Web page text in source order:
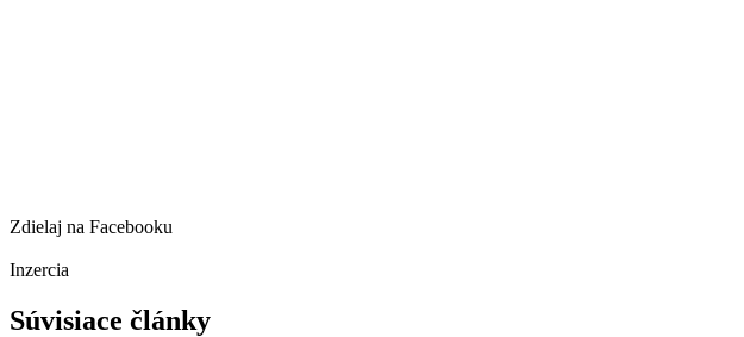
Zdielaj na Facebooku
Inzercia
Súvisiace články